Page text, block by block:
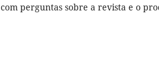
com perguntas sobre a revista e o